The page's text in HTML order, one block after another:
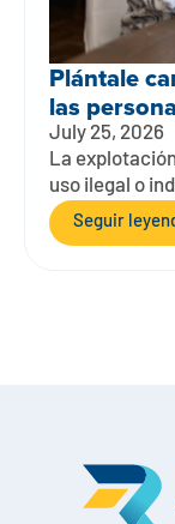
Plántale
las
July 25, 2026
La
uso ilegal o
Seguir